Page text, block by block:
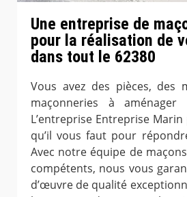
Une entreprise de
pour la réalisation de
dans tout le 62380
Vous avez des pièces, des
maçonneries à
L’entreprise Entreprise
qu’il vous faut pour
Avec notre équipe de
compétents, nous vous
d’œuvre de qualité